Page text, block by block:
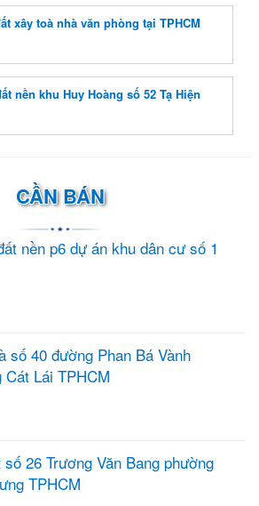
xây toà nhà văn phòng tại TPHCM
nền khu Huy Hoàng số 52 Tạ Hiện
CẦN BÁN
nền p6 dự án khu dân cư số 1
số 40 đường Phan Bá Vành
Cát Lái TPHCM
số 26 Trương Văn Bang phường
TPHCM